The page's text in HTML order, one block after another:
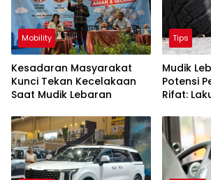
Mobility
Kesadaran Masyarakat
Kunci Tekan Kecelakaan
Saat Mudik Lebaran
Tips
Mudik
Potensi
Rifat: